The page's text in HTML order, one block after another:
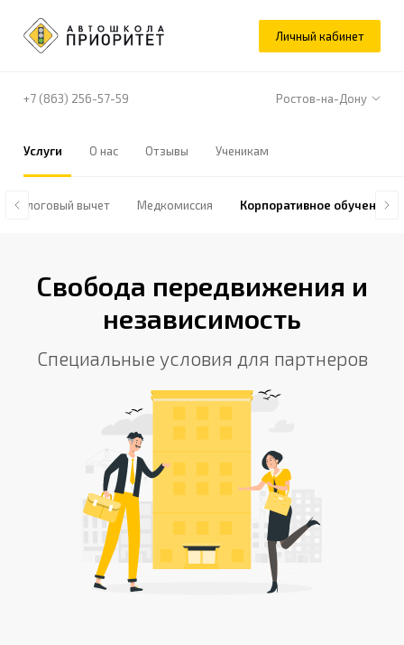
Личный кабинет
+7 (863) 256-57-59 Ростов-на-Дону
Услуги О нас Отзывы Ученикам
Налоговый вычет Медкомиссия Корпоративное обучение
Свобода передвижения и
независимость
Специальные условия для партнеров